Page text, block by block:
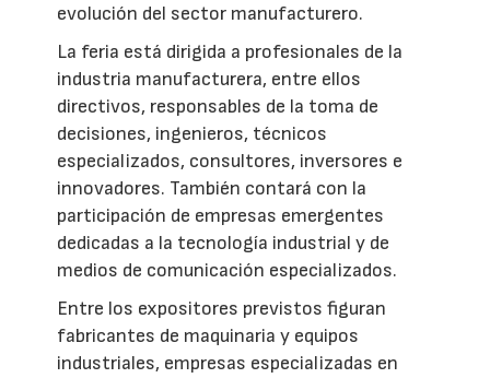
evolución del sector manufacturero.
La feria está dirigida a profesionales de la
industria manufacturera, entre ellos
directivos, responsables de la toma de
decisiones, ingenieros, técnicos
especializados, consultores, inversores e
innovadores. También contará con la
participación de empresas emergentes
dedicadas a la tecnología industrial y de
medios de comunicación especializados.
Entre los expositores previstos figuran
fabricantes de maquinaria y equipos
industriales, empresas especializadas en